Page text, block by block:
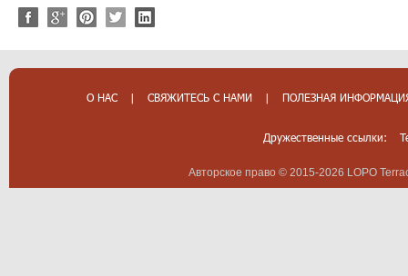
О НАС | СВЯЖИТЕСЬ С НАМИ | ПОЛЕЗНАЯ
Дружественные ссылки:
Авторское право © 2015-2026 LOPO